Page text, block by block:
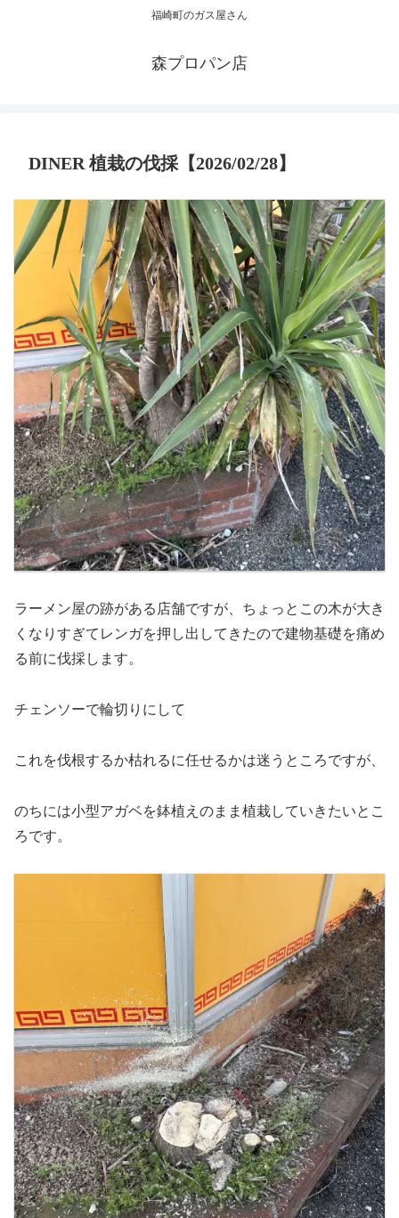
福崎町のガス屋さん
森プロパン店
DINER 植栽の伐採【2026/02/28】
ラーメン屋の跡がある店舗ですが、ちょっとこの木が大き
くなりすぎてレンガを押し出してきたので建物基礎を痛め
る前に伐採します。
チェンソーで輪切りにして
これを伐根するか枯れるに任せるかは迷うところですが、
のちには小型アガベを鉢植えのまま植栽していきたいとこ
ろです。